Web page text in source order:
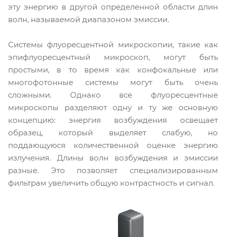
эту энергию в другой определенной области длин
волн, называемой диапазоном эмиссии.
Системы флуоресцентной микроскопии, такие как
эпифлуоресцентный микроскоп, могут быть
простыми, в то время как конфокальные или
многофотонные системы могут быть очень
сложными. Однако все флуоресцентные
микроскопы разделяют одну и ту же основную
концепцию: энергия возбуждения освещает
образец, который выделяет слабую, но
поддающуюся количественной оценке энергию
излучения. Длины волн возбуждения и эмиссии
разные. Это позволяет специализированным
фильтрам увеличить общую контрастность и сигнал.